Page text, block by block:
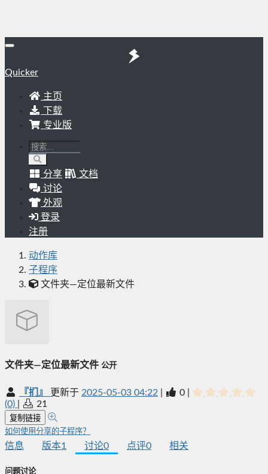
Quicker
主页
下载
专业版
分享
文档
讨论
外观
登录
注册
动作库
子程序
文件夹—定位最新文件
文件夹—定位最新文件 公开
『扪』 更新于 2025-05-03 04:22 0
(0)
21
复制链接
如何使用分享的子程序？
信息 版本1 讨论0 点评0 相关
问题讨论